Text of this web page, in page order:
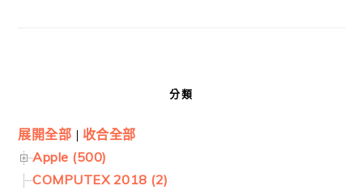
分類
展開全部 | 收合全部
Apple (500)
COMPUTEX 2018 (2)